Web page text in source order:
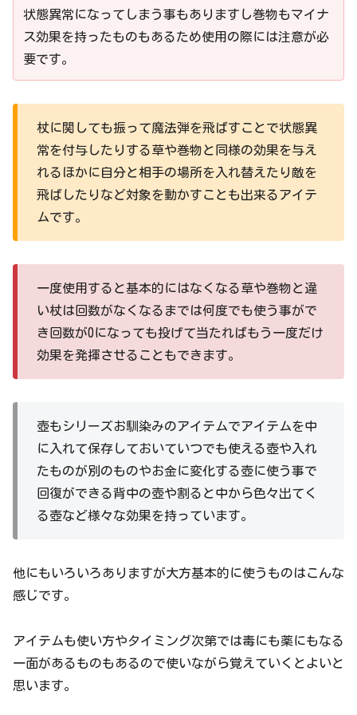
状態異常になってしまう事もありますし巻物もマイナ
ス効果を持ったものもあるため使用の際には注意が必
要です。
杖に関しても振って魔法弾を飛ばすことで状態異
常を付与したりする草や巻物と同様の効果を与え
れるほかに自分と相手の場所を入れ替えたり敵を
飛ばしたりなど対象を動かすことも出来るアイテ
ムです。
一度使用すると基本的にはなくなる草や巻物と違
い杖は回数がなくなるまでは何度でも使う事がで
き回数が0になっても投げて当たればもう一度だけ
効果を発揮させることもできます。
壺もシリーズお馴染みのアイテムでアイテムを中
に入れて保存しておいていつでも使える壺や入れ
たものが別のものやお金に変化する壺に使う事で
回復ができる背中の壺や割ると中から色々出てく
る壺など様々な効果を持っています。
他にもいろいろありますが大方基本的に使うものはこんな
感じです。
アイテムも使い方やタイミング次第では毒にも薬にもなる
一面があるものもあるので使いながら覚えていくとよいと
思います。